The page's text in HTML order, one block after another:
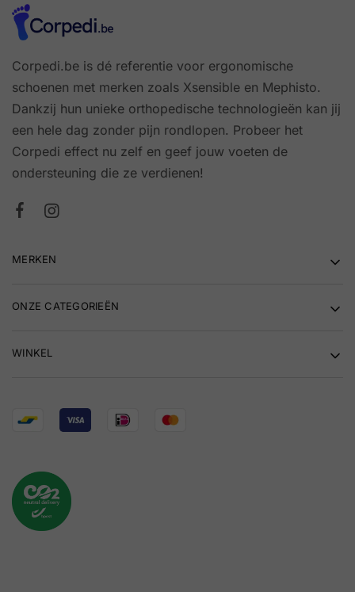
Corpedi.be is dé referentie voor ergonomische
schoenen met merken zoals Xsensible en Mephisto.
Dankzij hun unieke orthopedische technologieën kan jij
een hele dag zonder pijn rondlopen. Probeer het
Corpedi effect nu zelf en geef jouw voeten de
ondersteuning die ze verdienen!
MERKEN
ONZE CATEGORIEËN
WINKEL